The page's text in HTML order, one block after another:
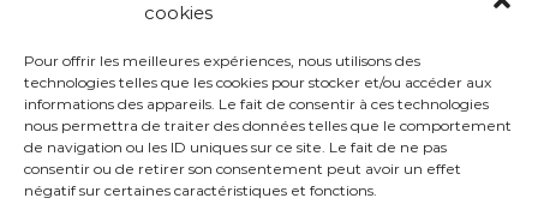
cookies
Pour offrir les meilleures expériences, nous utilisons des
technologies telles que les cookies pour stocker et/ou accéder aux
informations des appareils. Le fait de consentir à ces technologies
nous permettra de traiter des données telles que le comportement
de navigation ou les ID uniques sur ce site. Le fait de ne pas
consentir ou de retirer son consentement peut avoir un effet
négatif sur certaines caractéristiques et fonctions.
o
n
Brio Coaching - Tous droits réservés 2023